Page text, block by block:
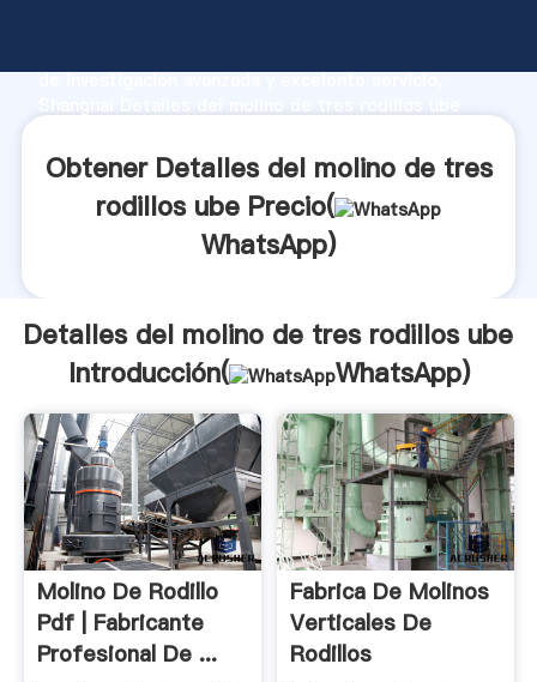
de investigación avanzada y excelente servicio,
clientes.
Obtener Detalles del molino de tres
rodillos ube Precio(
WhatsApp)
Detalles del molino de tres rodillos ube
Introducción(
WhatsApp)
Molino De Rodillo
Pdf | Fabricante
Profesional De ...
Fabrica De Molinos
Verticales De
Rodillos